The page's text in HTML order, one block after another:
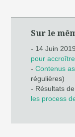
Sur le
- 14 Juin
pour
-Contenus
régulières)
- Résultats
les process